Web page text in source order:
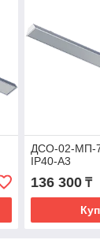
ДСО-02-МП-
IP40-A3
136 300₸